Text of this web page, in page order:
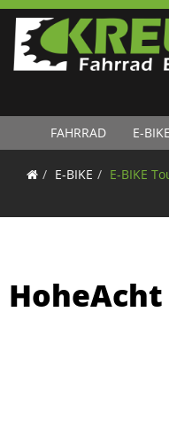
FAHRRAD E-BIKE
E-BIKE E-BIKE
HoheAcht